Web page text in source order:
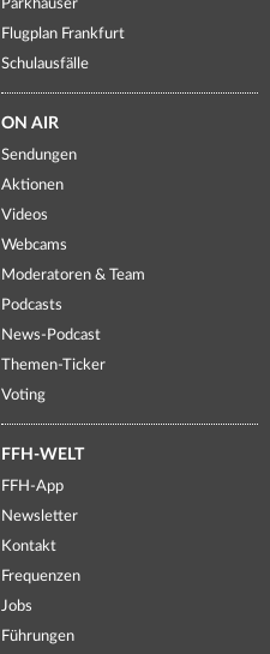
Parkhäuser
Flugplan Frankfurt
Schulausfälle
ON AIR
Sendungen
Aktionen
Videos
Webcams
Moderatoren & Team
Podcasts
News-Podcast
Themen-Ticker
Voting
FFH-WELT
FFH-App
Newsletter
Kontakt
Frequenzen
Jobs
Führungen